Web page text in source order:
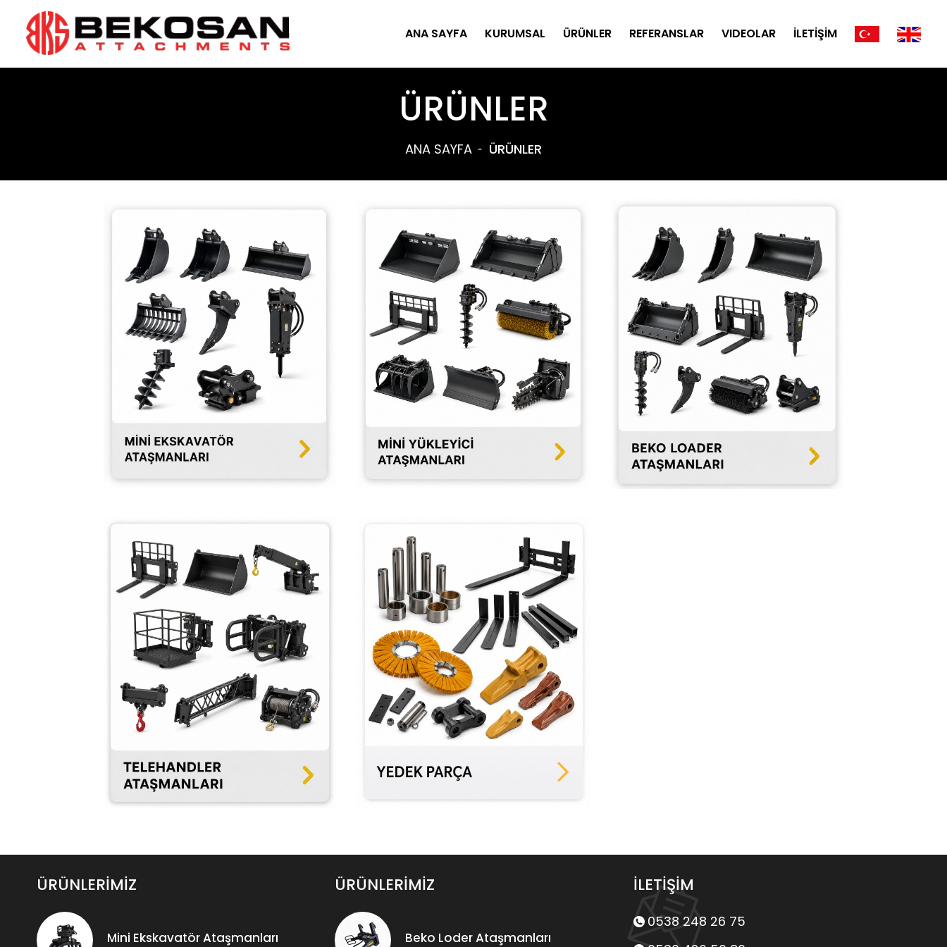
ANA SAYFA KURUMSAL ÜRÜNLER REFERANSLAR VIDEOLAR İLETİŞİM
ÜRÜNLER
ANA SAYFA ÜRÜNLER
ÜRÜNLERİMİZ
Mini Ekskavatör Ataşmanları
ÜRÜNLERİMİZ
Beko Loder Ataşmanları
İLETİŞİM
0538 248 26 75